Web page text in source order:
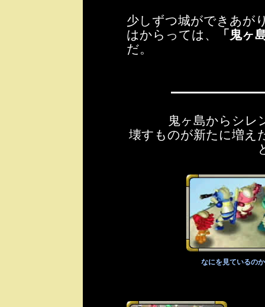
少しずつ城ができあが
はからっては、
「鬼ヶ
だ。
鬼ヶ島からシレ
壊すものが新たに増え
なにを見ているの